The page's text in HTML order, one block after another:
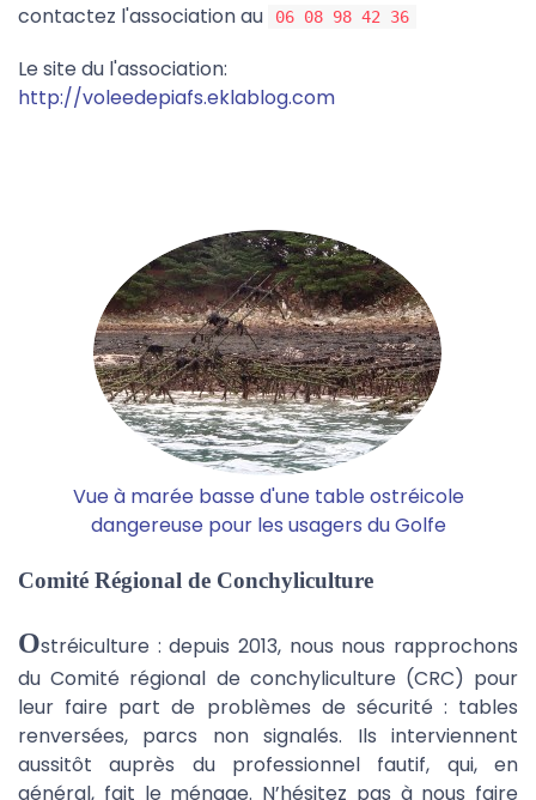
contactez l'association au
06 08 98 42 36
Le site du l'association:
http://voleedepiafs.eklablog.com
Vue à marée basse d'une table ostréicole
dangereuse pour les usagers du Golfe
Comité Régional de Conchyliculture
Ostréiculture : depuis 2013, nous nous rapprochons
du Comité régional de conchyliculture (CRC) pour
leur faire part de problèmes de sécurité : tables
renversées, parcs non signalés. Ils interviennent
aussitôt auprès du professionnel fautif, qui, en
général, fait le ménage. N’hésitez pas à nous faire